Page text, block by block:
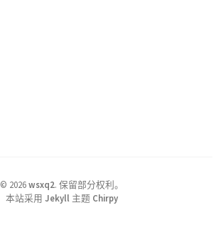
© 2026wsxq2. 保留部分权利。
本站采用 Jekyll 主题 Chirpy